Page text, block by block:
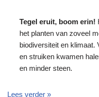
Tegel eruit, boom erin!
het planten van zoveel
biodiversiteit en klimaat.
en struiken kwamen
en minder steen.
Lees verder »